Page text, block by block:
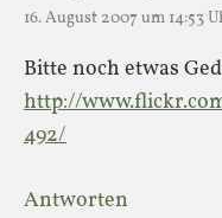
16. August 2007 um 14:53
Bitte noch etwas
http://
492/
Antworten